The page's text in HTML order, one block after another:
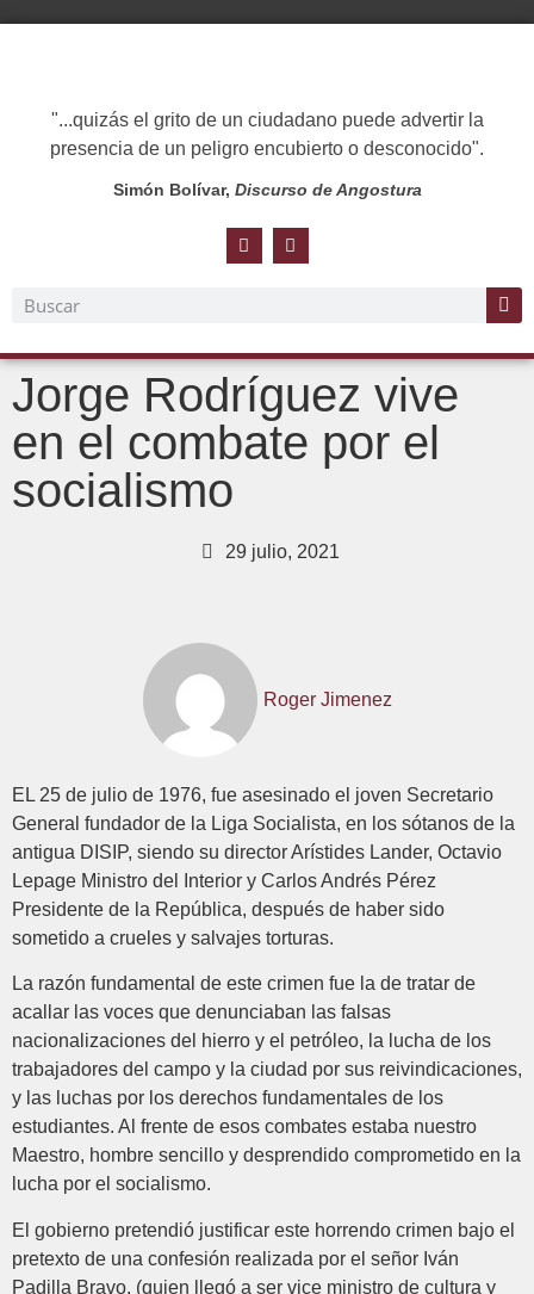
"...quizás el grito de un ciudadano puede advertir la
presencia de un peligro encubierto o desconocido".
Simón Bolívar, Discurso de Angostura
Jorge Rodríguez vive
en el combate por el
socialismo
29 julio, 2021
Roger Jimenez
EL 25 de julio de 1976, fue asesinado el joven Secretario
General fundador de la Liga Socialista, en los sótanos de la
antigua DISIP, siendo su director Arístides Lander, Octavio
Lepage Ministro del Interior y Carlos Andrés Pérez
Presidente de la República, después de haber sido
sometido a crueles y salvajes torturas.
La razón fundamental de este crimen fue la de tratar de
acallar las voces que denunciaban las falsas
nacionalizaciones del hierro y el petróleo, la lucha de los
trabajadores del campo y la ciudad por sus reivindicaciones,
y las luchas por los derechos fundamentales de los
estudiantes. Al frente de esos combates estaba nuestro
Maestro, hombre sencillo y desprendido comprometido en la
lucha por el socialismo.
El gobierno pretendió justificar este horrendo crimen bajo el
pretexto de una confesión realizada por el señor Iván
Padilla Bravo, (quien llegó a ser vice ministro de cultura y